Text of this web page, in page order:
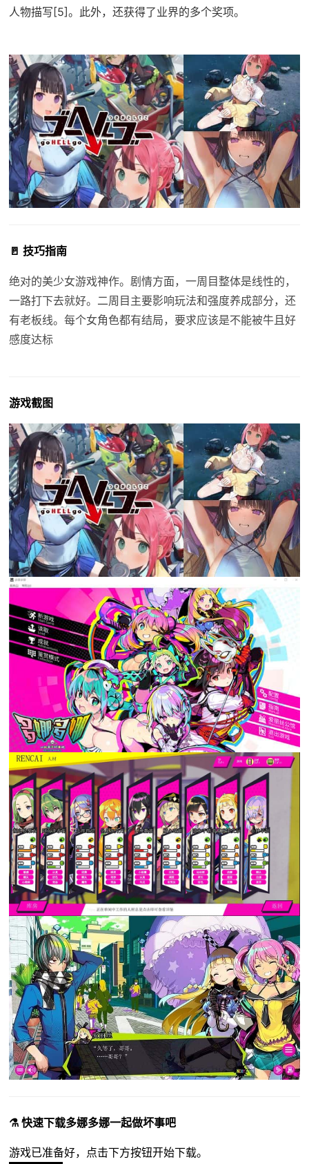
人物描写[5]。此外，还获得了业界的多个奖项。
🚪 技巧指南
绝对的美少女游戏神作。剧情方面，一周目整体是线性的，
一路打下去就好。二周目主要影响玩法和强度养成部分，还
有老板线。每个女角色都有结局，要求应该是不能被牛且好
感度达标
游戏截图
⚗️ 快速下载多娜多娜一起做坏事吧
游戏已准备好，点击下方按钮开始下载。